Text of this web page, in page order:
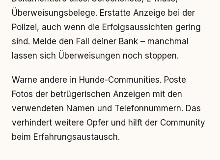
Überweisungsbelege. Erstatte Anzeige bei der
Polizei, auch wenn die Erfolgsaussichten gering
sind. Melde den Fall deiner Bank – manchmal
lassen sich Überweisungen noch stoppen.
Warne andere in Hunde-Communities. Poste
Fotos der betrügerischen Anzeigen mit den
verwendeten Namen und Telefonnummern. Das
verhindert weitere Opfer und hilft der Community
beim Erfahrungsaustausch.